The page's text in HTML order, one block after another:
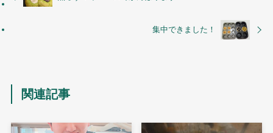
集中できました！
関連記事